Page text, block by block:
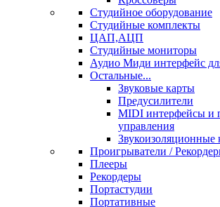
Студийное оборудование
Студийные комплекты
ЦАП,АЦП
Студийные мониторы
Аудио Миди интерфейс
Остальные...
Звуковые карты
Предусилители
MIDI интерфейсы и
управления
Звукоизоляционные
Проигрыватели /
Плееры
Рекордеры
Портастудии
Портативные